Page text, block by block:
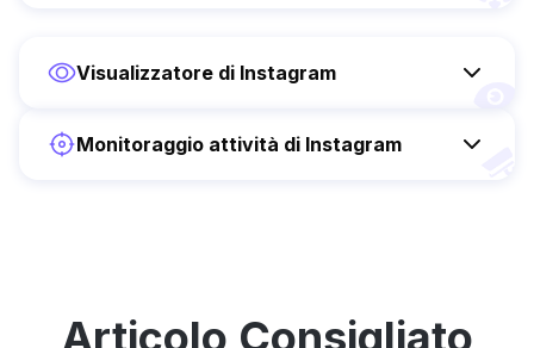
Visualizzatore di Instagram
Monitoraggio attività di Instagram
Articolo Consigliato